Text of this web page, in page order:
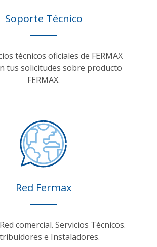
Soporte Técnico
técnicos oficiales de FERMAX
tus solicitudes sobre producto
FERMAX.
Red Fermax
comercial. Servicios Técnicos.
e Instaladores.